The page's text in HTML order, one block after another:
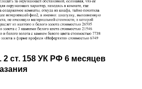
2 ст. 158 УК РФ 6 месяцев